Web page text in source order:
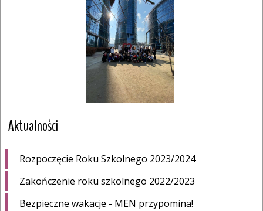
Aktualności
Rozpoczęcie Roku Szkolnego 2023/2024
Zakończenie roku szkolnego 2022/2023
Bezpieczne wakacje - MEN przypomina!